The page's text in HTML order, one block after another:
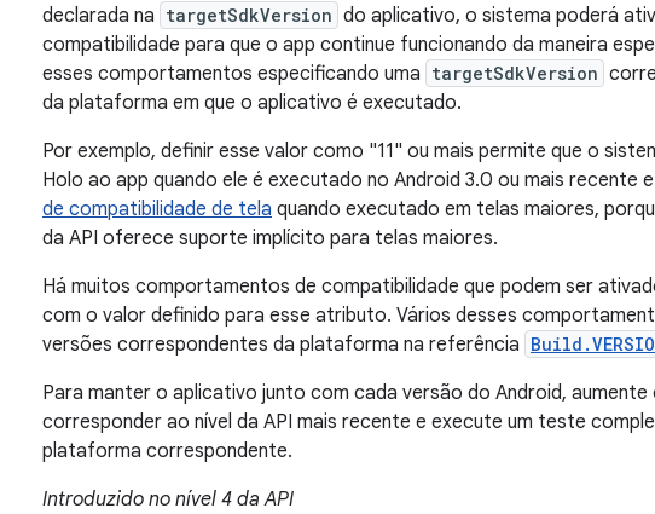
declarada na targetSdkVersion do aplicativo, o sistema poderá
compatibilidade para que o app continue funcionando da maneira
esses comportamentos especificando uma targetSdkVersion
da plataforma em que o aplicativo é executado.
Por exemplo, definir esse valor como "11" ou mais permite que o
Holo ao app quando ele é executado no Android 3.0 ou mais recente
de compatibilidade de tela quando executado em telas maiores,
da API oferece suporte implícito para telas maiores.
Há muitos comportamentos de compatibilidade que podem ser
com o valor definido para esse atributo. Vários desses
versões correspondentes da plataforma na referência
Para manter o aplicativo junto com cada versão do Android,
corresponder ao nível da API mais recente e execute um teste
plataforma correspondente.
Introduzido no nível 4 da API